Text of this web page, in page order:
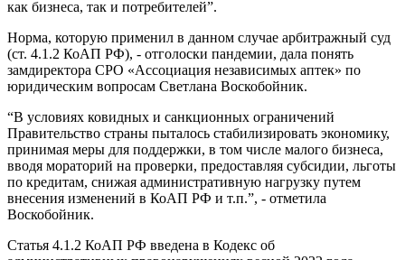
как бизнеса, так и потребителей”.
Норма, которую применил в данном случае арбитражный суд
(ст. 4.1.2 КоАП РФ), - отголоски пандемии, дала понять
замдиректора СРО «Ассоциация независимых аптек» по
юридическим вопросам Светлана Воскобойник.
“В условиях ковидных и санкционных ограничений
Правительство страны пыталось стабилизировать экономику,
принимая меры для поддержки, в том числе малого бизнеса,
вводя мораторий на проверки, предоставляя субсидии, льготы
по кредитам, снижая административную нагрузку путем
внесения изменений в КоАП РФ и т.п.”, - отметила
Воскобойник.
Статья 4.1.2 КоАП РФ введена в Кодекс об